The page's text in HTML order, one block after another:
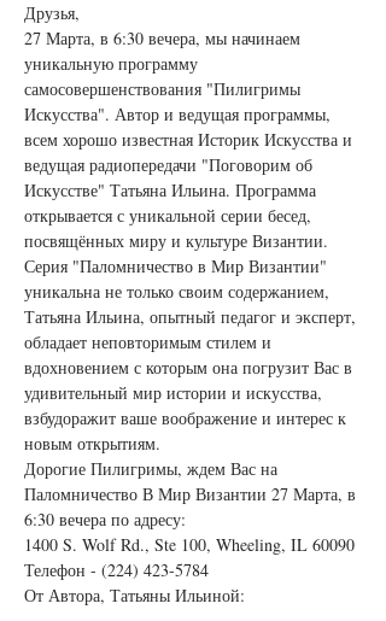
Друзья,
27 Марта, в 6:30 вечера, мы начинаем
уникальную программу
самосовершенствования "Пилигримы
Искусства". Автор и ведущая программы,
всем хорошо известная Историк Искусства и
ведущая радиопередачи "Поговорим об
Искусстве" Татьяна Ильина. Программа
открывается с уникальной серии бесед,
посвящённых миру и культуре Византии.
Серия "Паломничество в Мир Византии"
уникальна не только своим содержанием,
Татьяна Ильина, опытный педагог и эксперт,
обладает неповторимым стилем и
вдохновением с которым она погрузит Вас в
удивительный мир истории и искусства,
взбудоражит ваше воображение и интерес к
новым открытиям.
Дорогие Пилигримы, ждем Вас на
Паломничество В Мир Византии 27 Марта, в
6:30 вечера по адресу:
1400 S. Wolf Rd., Ste 100, Wheeling, IL 60090
Телефон - (224) 423-5784
От Автора, Татьяны Ильиной: